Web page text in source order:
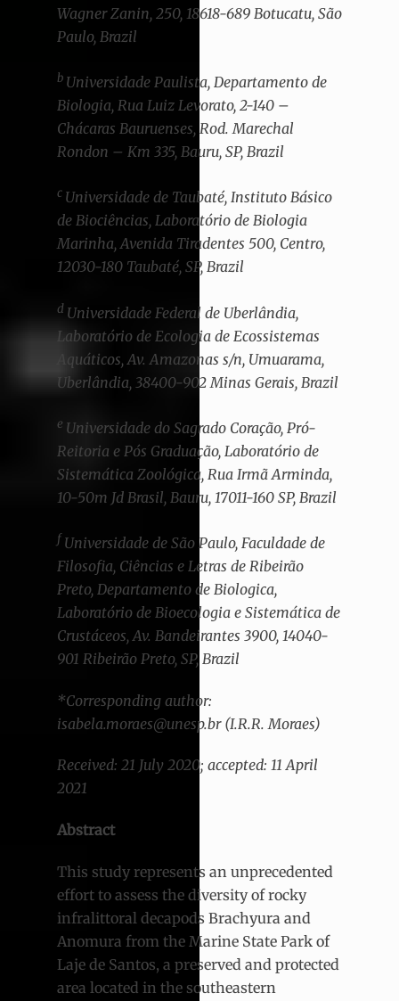
Wagner Zanin, 250, 18618-689 Botucatu, São
Paulo, Brazil
b Universidade Paulista, Departamento de
Biologia, Rua Luiz Levorato, 2-140 –
Chácaras Bauruenses, Rod. Marechal
Rondon – Km 335, Bauru, SP, Brazil
c Universidade de Taubaté, Instituto Básico
de Biociências, Laboratório de Biologia
Marinha, Avenida Tiradentes 500, Centro,
12030-180 Taubaté, SP, Brazil
d Universidade Federal de Uberlândia,
Laboratório de Ecologia de Ecossistemas
Aquáticos, Av. Amazonas s/n, Umuarama,
Uberlândia, 38400-902 Minas Gerais, Brazil
e Universidade do Sagrado Coração, Pró-
Reitoria e Pós Graduação, Laboratório de
Sistemática Zoológica, Rua Irmã Arminda,
10-50m Jd Brasil, Bauru, 17011-160 SP, Brazil
fUniversidade de São Paulo, Faculdade de
Filosofia, Ciências e Letras de Ribeirão
Preto, Departamento de Biologica,
Laboratório de Bioecologia e Sistemática de
Crustáceos, Av. Bandeirantes 3900, 14040-
901 Ribeirão Preto, SP, Brazil
*Corresponding author:
isabela.moraes@unesp.br (I.R.R. Moraes)
Received: 21 July 2020; accepted: 11 April
2021
Abstract
This study represents an unprecedented
effort to assess the diversity of rocky
infralittoral decapods Brachyura and
Anomura from the Marine State Park of
Laje de Santos, a preserved and protected
area located in the southeastern